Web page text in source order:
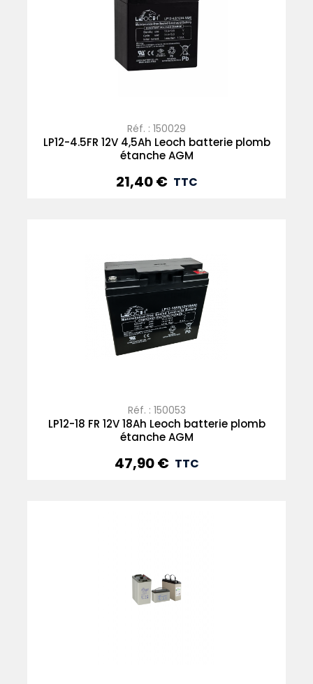
Réf. : 150029
LP12-4.5FR 12V 4,5Ah Leoch batterie plomb
étanche AGM
Prix
21,40 € TTC
Réf. : 150053
LP12-18 FR 12V 18Ah Leoch batterie plomb
étanche AGM
Prix
47,90 € TTC